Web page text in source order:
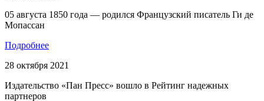
05 августа 1850 года — родился Французский писатель Ги де
Мопассан
Подробнее
28 октября 2021
Издательство «Пан Пресс» вошло в Рейтинг надежных
партнеров